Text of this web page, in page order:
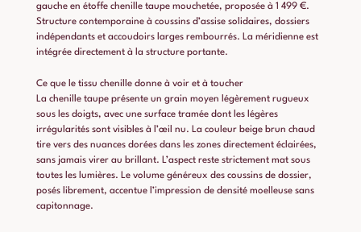
gauche en étoffe chenille taupe mouchetée, proposée à 1 499 €.
Structure contemporaine à coussins d’assise solidaires, dossiers
indépendants et accoudoirs larges rembourrés. La méridienne est
intégrée directement à la structure portante.
Ce que le tissu chenille donne à voir et à toucher
La chenille taupe présente un grain moyen légèrement rugueux
sous les doigts, avec une surface tramée dont les légères
irrégularités sont visibles à l’œil nu. La couleur beige brun chaud
tire vers des nuances dorées dans les zones directement éclairées,
sans jamais virer au brillant. L’aspect reste strictement mat sous
toutes les lumières. Le volume généreux des coussins de dossier,
posés librement, accentue l’impression de densité moelleuse sans
capitonnage.